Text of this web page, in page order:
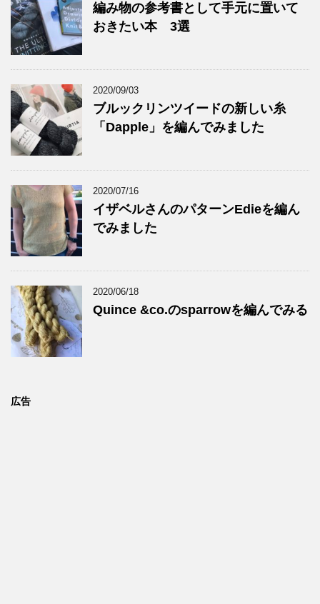
編み物の参考書として手元に置いて
おきたい本 3選
2020/09/03
ブルックリンツイードの新しい糸
「Dapple」を編んでみました
2020/07/16
イザベルさんのパターンEdieを編ん
でみました
2020/06/18
Quince &co.のsparrowを編んでみる
広告